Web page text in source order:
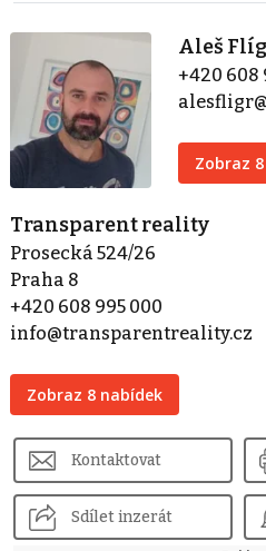
Aleš
+420 608
Zobraz
Transparent reality
Prosecká 524/26
Praha 8
+420 608 995 000
info@transparentreality.cz
Zobraz 8 nabídek
Kontaktovat
Sdílet inzerát